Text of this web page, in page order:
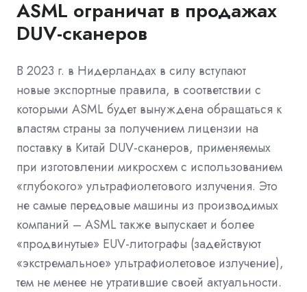
ASML ограничат в продажах
DUV-сканеров
В 2023 г. в Нидерландах в силу вступают
новые экспортные правила, в соответствии с
которыми ASML будет вынуждена обращаться к
властям страны за получением лицензии на
поставку в Китай DUV-сканеров, применяемых
при изготовлении микросхем с использованием
«глубокого» ультрафиолетового излучения. Это
не самые передовые машины из производимых
компаний – ASML также выпускает и более
«продвинутые» EUV-литографы (задействуют
«экстремальное» ультрафиолетовое излучение),
тем не менее не утратившие своей актуальности.